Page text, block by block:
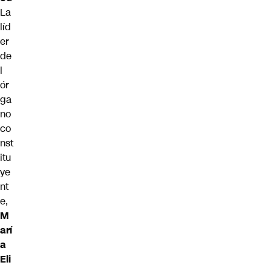
La
líd
er
de
l
ór
ga
no
co
nst
itu
ye
nt
e,
M
arí
a
Eli